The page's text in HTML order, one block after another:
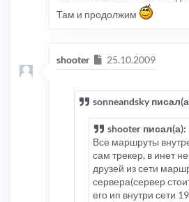
Там и продолжим
shooter Сообщение
25.10.2009
sonneandsky
shooter писал(а):
Все маршруты
сам трекер, в инет
друзей из сети
сервера(сервер
его ип внутри сети